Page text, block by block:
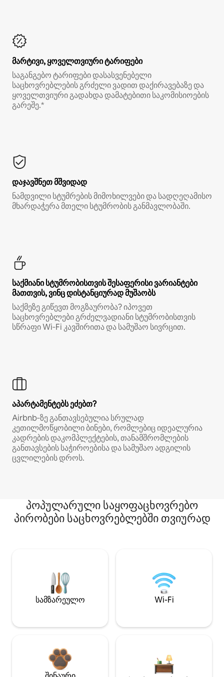
მარტივი, ყოველთვიური ტარიფები
საგანგებო ტარიფები დასასვენებელი
საცხოვრებლების გრძელი ვადით დაქირავებაზე და
ყოველთვიური გადახდა დამატებითი საკომისიოების
გარეშე.*
დაჯავშნეთ მშვიდად
ნამდვილი სტუმრების მიმოხილვები და სადღეღამისო
მხარდაჭერა მთელი სტუმრობის განმავლობაში.
საქმიანი სტუმრობისთვის შესაფერისი ვარიანტები
მათთვის, ვინც დისტანციურად მუშაობს
საქმეზე გიწევთ მოგზაურობა? იპოვეთ
საცხოვრებლები გრძელვადიანი სტუმრობისთვის
სწრაფი Wi‑Fi კავშირითა და სამუშაო სივრცით.
აპარტამენტებს ეძებთ?
Airbnb‑ზე განთავსებულია სრულად
კეთილმოწყობილი ბინები, რომლებიც იდეალურია
კადრების დაკომპლექტების, თანამშრომლების
განთავსების საჭიროებისა და სამუშაო ადგილის
ცვლილების დროს.
პოპულარული საყოფაცხოვრებო
პირობები საცხოვრებლებში თვიურად
სამზარეულო Wi-Fi